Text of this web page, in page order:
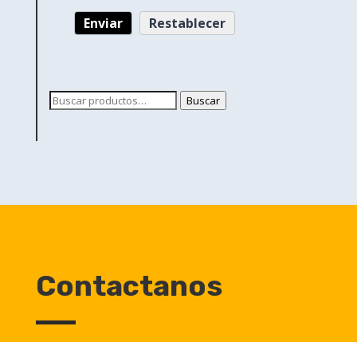
Buscar
Buscar
Contactanos